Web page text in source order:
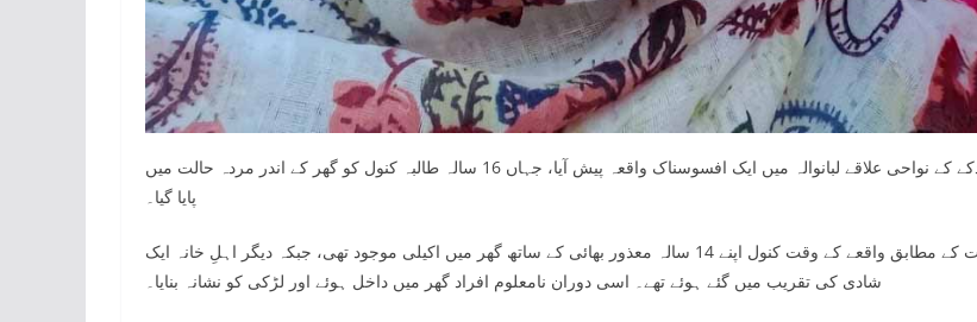
مریدکے کے نواحی علاقے لبانوالہ میں ایک افسوسناک واقعہ پیش آیا، جہاں 16 سالہ طالبہ کنول کو گھر کے اندر مردہ حالت میں
پایا گیا۔
اطلاعات کے مطابق واقعے کے وقت کنول اپنے 14 سالہ معذور بھائی کے ساتھ گھر میں اکیلی موجود تھی، جبکہ دیگر اہلِ خانہ ایک
شادی کی تقریب میں گئے ہوئے تھے۔ اسی دوران نامعلوم افراد گھر میں داخل ہوئے اور لڑکی کو نشانہ بنایا۔